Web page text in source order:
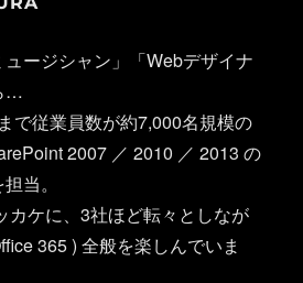
ュージシャン」「Webデザイナ
…
で従業員数が約7,000名規模の
2007 ／ 2010 ／ 2013 の
当。
カケに、3社ほど転々としなが
365 ) 全般を楽しんでいま